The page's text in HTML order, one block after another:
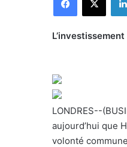
LONDRES--
aujourd’hui que
volonté